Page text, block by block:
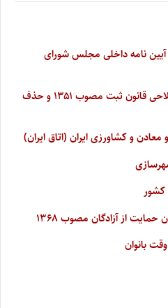
ماده (۱) قانون آیین نامه داخلی مجلس شورای
قانون اصلاح ماده (۳۴) اصلاحی قانون ثبت مصوب ۱۳۵۱ و حذف
معادن و کشاورزی ایران (اتاق ایران)
بانوان